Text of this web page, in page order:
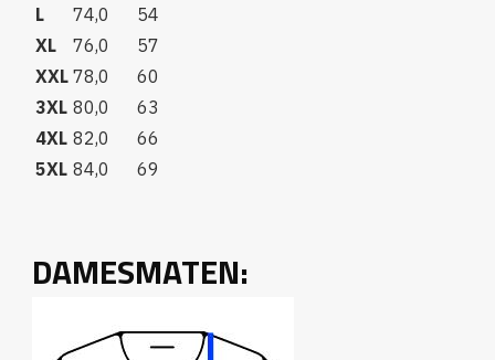
L
74,0
54
XL
76,0
57
XXL 78,0
60
3XL 80,0
63
4XL 82,0
66
5XL 84,0 69
DAMESMATEN: